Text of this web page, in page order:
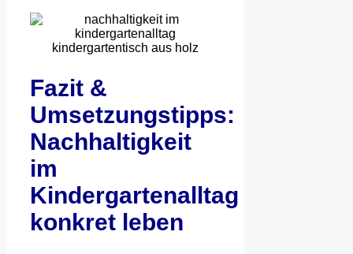
Fazit &
Umsetzungstipps:
Nachhaltigkeit
im
Kindergartenalltag
konkret leben